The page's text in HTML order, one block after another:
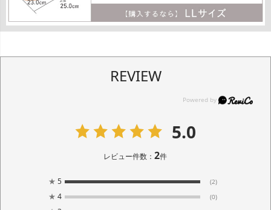
REVIEW
5.0
レビュー件数：2件
★ 5 (2)
★ 4 (0)